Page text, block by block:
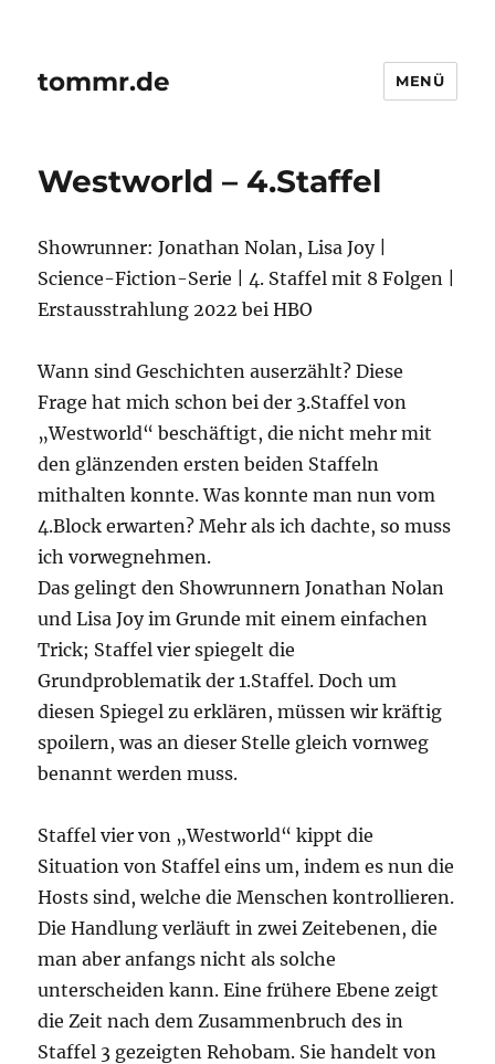
tommr.de MENÜ
Westworld – 4.Staffel
Showrunner: Jonathan Nolan, Lisa Joy |
Science-Fiction-Serie | 4. Staffel mit 8 Folgen |
Erstausstrahlung 2022 bei HBO
Wann sind Geschichten auserzählt? Diese
Frage hat mich schon bei der 3.Staffel von
„Westworld“ beschäftigt, die nicht mehr mit
den glänzenden ersten beiden Staffeln
mithalten konnte. Was konnte man nun vom
4.Block erwarten? Mehr als ich dachte, so muss
ich vorwegnehmen.
Das gelingt den Showrunnern Jonathan Nolan
und Lisa Joy im Grunde mit einem einfachen
Trick; Staffel vier spiegelt die
Grundproblematik der 1.Staffel. Doch um
diesen Spiegel zu erklären, müssen wir kräftig
spoilern, was an dieser Stelle gleich vornweg
benannt werden muss.
Staffel vier von „Westworld“ kippt die
Situation von Staffel eins um, indem es nun die
Hosts sind, welche die Menschen kontrollieren.
Die Handlung verläuft in zwei Zeitebenen, die
man aber anfangs nicht als solche
unterscheiden kann. Eine frühere Ebene zeigt
die Zeit nach dem Zusammenbruch des in
Staffel 3 gezeigten Rehobam. Sie handelt von